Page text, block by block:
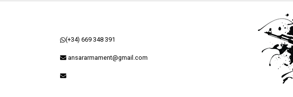
(+34) 669 348 391
ansararmament@gmail.com